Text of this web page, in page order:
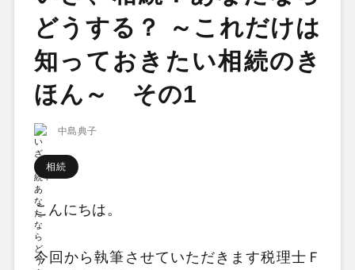
どうする？ ～これだけは
知っておきたい相続のき
ほん～ その1
中島典子
相続
こんにちは。
今回から執筆させていただきます税理士Ｆ